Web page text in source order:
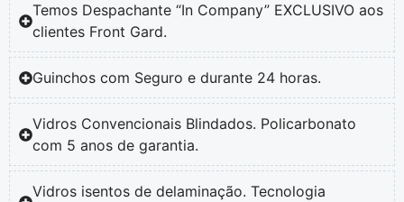
Temos Despachante “In Company” EXCLUSIVO aos
clientes Front Gard.
Guinchos com Seguro e durante 24 horas.
Vidros Convencionais Blindados. Policarbonato
com 5 anos de garantia.
Vidros isentos de delaminação. Tecnologia